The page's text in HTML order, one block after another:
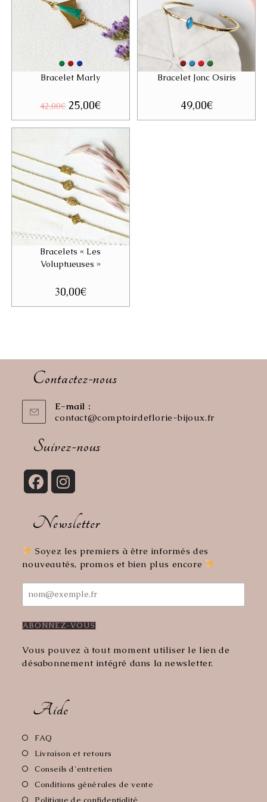
Bracelet Marly
42,00€ Le
prix
initial
était :
25,00€Le
actuel
est :
Bracelet Jonc Osiris
49,00€
Bracelets « Les
Voluptueuses »
30,00€
Contactez-nous
E-mail :
contact@comptoirdeflorie-bijoux.frS’ouvre
Suivez-nous
un
onglet
un
onglet
Newsletter
Soyez les premiers à être informés des
nouveautés, promos et bien plus encore
Vous pouvez à tout moment utiliser le lien de
désabonnement intégré dans la newsletter.
Aide
FAQ
dans
nouvel
onglet
Livraison et retours
nouvel
Conseils d'entretien
dans
Conditions générales de vente
Politique de confidentialité